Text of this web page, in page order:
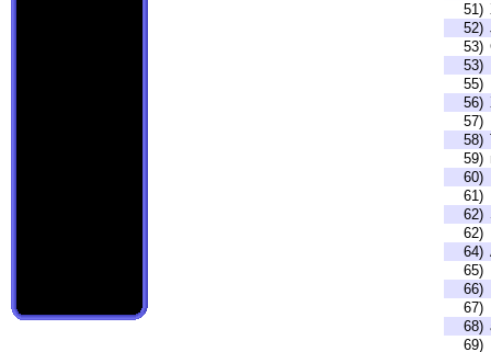
51)
52)
53)
53)
55)
56)
57)
58)
59)
60)
61)
62)
62)
64)
65)
66)
67)
68)
69)